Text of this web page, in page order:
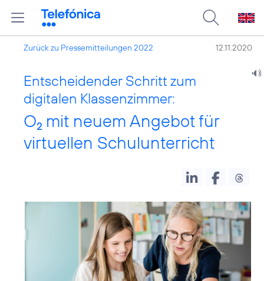
Zurück zu Pressemitteilungen 2022 12.11.2020
Entscheidender Schritt zum
digitalen Klassenzimmer:
O2 mit neuem Angebot für
virtuellen Schulunterricht